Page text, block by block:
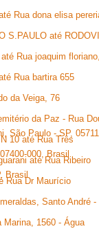
Rua dona elisa
S.PAULO até
Rua joaquim
Rua bartira 655
da Veiga, 76
da Paz - Rua
São Paulo - SP,
10 até Rua Três
000, Brasil
até Rua Ribeiro
Brasil
Rua Dr Maurício
Santo André -
Marina, 1560 - Água